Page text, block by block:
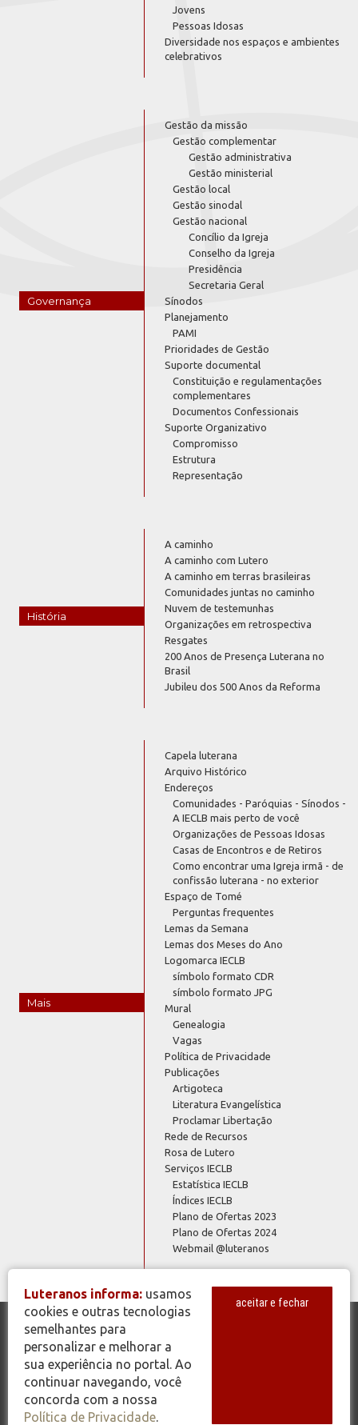
Jovens
Pessoas Idosas
Diversidade nos espaços e ambientes
celebrativos
Governança
Gestão da missão
Gestão complementar
Gestão administrativa
Gestão ministerial
Gestão local
Gestão sinodal
Gestão nacional
Concílio da Igreja
Conselho da Igreja
Presidência
Secretaria Geral
Sínodos
Planejamento
PAMI
Prioridades de Gestão
Suporte documental
Constituição e regulamentações
complementares
Documentos Confessionais
Suporte Organizativo
Compromisso
Estrutura
Representação
História
A caminho
A caminho com Lutero
A caminho em terras brasileiras
Comunidades juntas no caminho
Nuvem de testemunhas
Organizações em retrospectiva
Resgates
200 Anos de Presença Luterana no
Brasil
Jubileu dos 500 Anos da Reforma
Mais
Capela luterana
Arquivo Histórico
Endereços
Comunidades - Paróquias - Sínodos -
A IECLB mais perto de você
Organizações de Pessoas Idosas
Casas de Encontros e de Retiros
Como encontrar uma Igreja irmã - de
confissão luterana - no exterior
Espaço de Tomé
Perguntas frequentes
Lemas da Semana
Lemas dos Meses do Ano
Logomarca IECLB
símbolo formato CDR
símbolo formato JPG
Mural
Genealogia
Vagas
Política de Privacidade
Publicações
Artigoteca
Literatura Evangelística
Proclamar Libertação
Rede de Recursos
Rosa de Lutero
Serviços IECLB
Estatística IECLB
Índices IECLB
Plano de Ofertas 2023
Plano de Ofertas 2024
Webmail @luteranos
© Copyright 2026 - Todos os Direitos Reservados - IECLB - Igreja
Evangélica de Confissão Luterana no Brasil - Portal Luteranos -
www.luteranos.com.br
Luteranos informa: usamos
cookies e outras tecnologias
semelhantes para
personalizar e melhorar a
sua experiência no portal. Ao
continuar navegando, você
concorda com a nossa
Política de Privacidade.
aceitar e fechar